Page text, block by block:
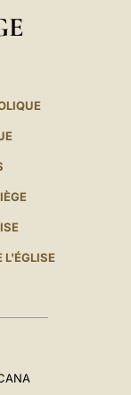
L'ÉGLISE